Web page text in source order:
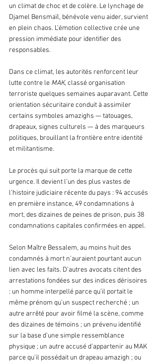
un climat de choc et de colère. Le lynchage de
Djamel Bensmaïl, bénévole venu aider, survient
en plein chaos. L’émotion collective crée une
pression immédiate pour identifier des
responsables.
Dans ce climat, les autorités renforcent leur
lutte contre le MAK, classé organisation
terroriste quelques semaines auparavant. Cette
orientation sécuritaire conduit à assimiler
certains symboles amazighs — tatouages,
drapeaux, signes culturels — à des marqueurs
politiques, brouillant la frontière entre identité
et militantisme.
Le procès qui suit porte la marque de cette
urgence. Il devient l’un des plus vastes de
l’histoire judiciaire récente du pays : 94 accusés
en première instance, 49 condamnations à
mort, des dizaines de peines de prison, puis 38
condamnations capitales confirmées en appel.
Selon Maître Bessalem, au moins huit des
condamnés à mort n’auraient pourtant aucun
lien avec les faits. D'autres avocats citent des
arrestations fondées sur des indices dérisoires
: un homme interpellé parce qu’il portait le
même prénom qu’un suspect recherché ; un
autre arrêté pour avoir filmé la scène, comme
des dizaines de témoins ; un prévenu identifié
sur la base d’une simple ressemblance
physique ; un autre accusé d’appartenir au MAK
parce qu’il possédait un drapeau amazigh ; ou